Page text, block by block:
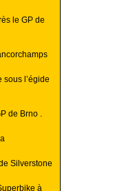
le GP de
sous l’égide
de Brno .
Silverstone
à